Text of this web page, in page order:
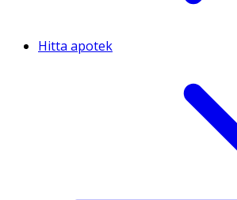
Hitta apotek